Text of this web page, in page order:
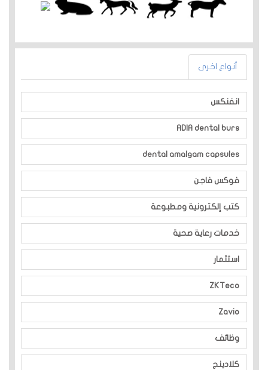
أنواع اخرى
انفنكس
ADIA dental burs
dental amalgam capsules
فوكس فاجن
كتب إلكترونية ومطبوعة
خدمات رعاية صحية
استثمار
ZKTeco
Zavio
وظائف
كلادينج